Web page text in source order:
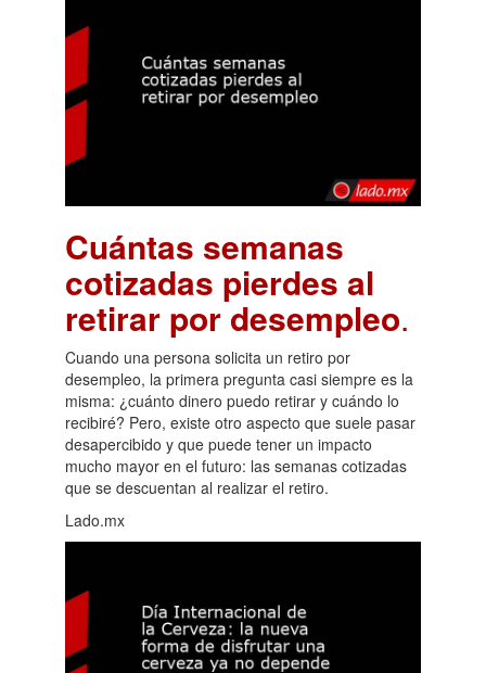
Cuántas semanas
cotizadas pierdes al
retirar por desempleo.
Cuando una persona solicita un retiro por
desempleo, la primera pregunta casi siempre es la
misma: ¿cuánto dinero puedo retirar y cuándo lo
recibiré? Pero, existe otro aspecto que suele pasar
desapercibido y que puede tener un impacto
mucho mayor en el futuro: las semanas cotizadas
que se descuentan al realizar el retiro.
Lado.mx